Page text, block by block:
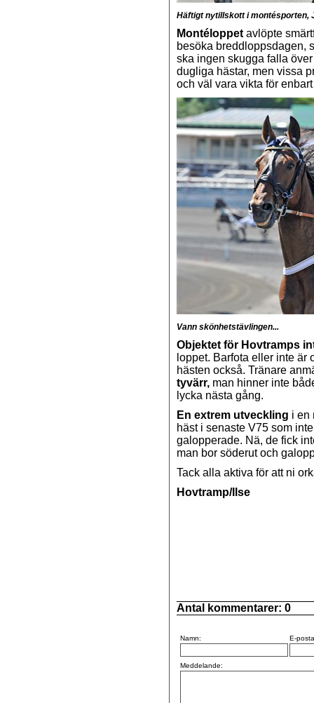
Häftigt nytillskott i montésporten,
Montéloppet avlöpte
besöka breddloppsdagen,
ska ingen skugga falla
dugliga hästar, men vissa
och väl vara vikta för
Vann skönhetstävlingen...
Objektet för Hovtramps
loppet. Barfota eller inte är
hästen också. Tränare
tyvärr, man hinner inte
lycka nästa gång.
En extrem utveckling i en
häst i senaste V75 som
galopperade. Nä, de fick
man bor söderut och
Tack alla aktiva för att ni
Hovtramp/Ilse
Antal kommentarer: 0
Namn: E-
Meddelande: